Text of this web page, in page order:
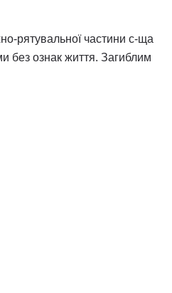
рятувальної частини с-ща
без ознак життя. Загиблим